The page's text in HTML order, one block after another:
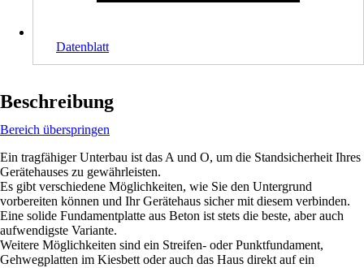
Datenblatt
Beschreibung
Bereich überspringen
Ein tragfähiger Unterbau ist das A und O, um die Standsicherheit Ihres
Gerätehauses zu gewährleisten.
Es gibt verschiedene Möglichkeiten, wie Sie den Untergrund
vorbereiten können und Ihr Gerätehaus sicher mit diesem verbinden.
Eine solide Fundamentplatte aus Beton ist stets die beste, aber auch
aufwendigste Variante.
Weitere Möglichkeiten sind ein Streifen- oder Punktfundament,
Gehwegplatten im Kiesbett oder auch das Haus direkt auf ein